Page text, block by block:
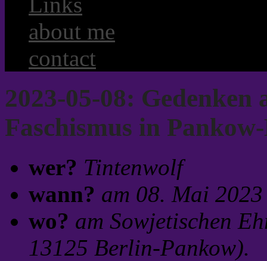
about me
contact
2023-05-08:
Faschismus in
wer? Tintenwolf
wann? am 08. Mai 2023
wo? am Sowjetischen
13125 Berlin-Pankow).